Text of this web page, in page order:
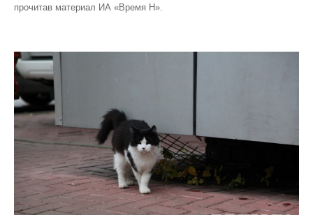
прочитав материал ИА «Время Н».